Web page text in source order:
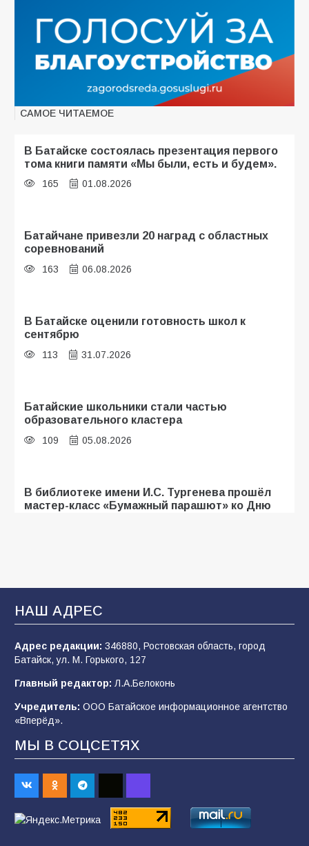
САМОЕ ЧИТАЕМОЕ
В Батайске состоялась презентация первого
тома книги памяти «Мы были, есть и будем».
165 01.08.2026
Батайчане привезли 20 наград с областных
соревнований
163 06.08.2026
В Батайске оценили готовность школ к
сентябрю
113 31.07.2026
Батайские школьники стали частью
образовательного кластера
109 05.08.2026
В библиотеке имени И.С. Тургенева прошёл
мастер-класс «Бумажный парашют» ко Дню
«Мобилизация или набор?» Что на самом
деле происходит в армии России в августе
2026 года
В Батайске продолжаются дорожные работы
99 04.08.2026
Будет ли мобилизация в России в 2026 году
после выборов: в Госдуме дали ответ
НАШ АДРЕС
Адрес редакции: 346880, Ростовская область, город
Батайск, ул. М. Горького, 127
Главный редактор: Л.А.Белоконь
Учредитель: ООО Батайское информационное агентство
«Вперёд».
МЫ В СОЦСЕТЯХ